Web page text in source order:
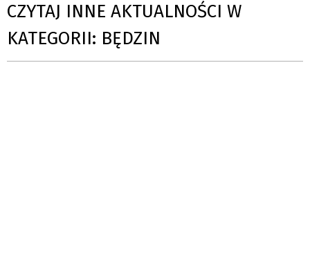
CZYTAJ INNE AKTUALNOŚCI W
KATEGORII: BĘDZIN